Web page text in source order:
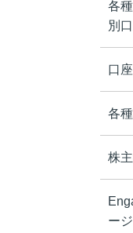
各
別口
口
各
株
ー